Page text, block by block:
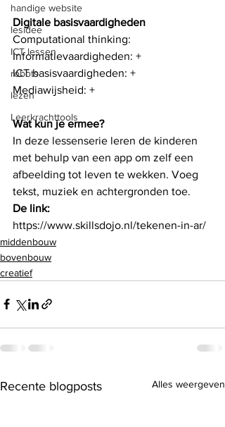
handige website
lesidee
ICT lessen
robots
lezen
Leerkrachttools
Digitale basisvaardigheden
Computational thinking:
Informatievaardigheden: +
ICT basisvaardigheden: +
Mediawijsheid: +
Wat kun je ermee?
In deze lessenserie leren de kinderen
met behulp van een app om zelf een
afbeelding tot leven te wekken. Voeg
tekst, muziek en achtergronden toe.
De link:
https://www.skillsdojo.nl/tekenen-in-ar/
middenbouw
bovenbouw
creatief
Recente blogposts Alles weergeven